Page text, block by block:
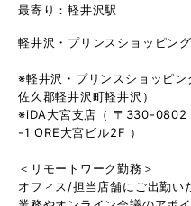
最寄り：軽井沢駅
軽井沢・プリンスショッピン
※軽井沢・プリンスショッピ
佐久郡軽井沢町軽井沢）
※iDA大宮支店（ 〒330-0802
-1 ORE大宮ビル2F ）
＜リモートワーク勤務＞
オフィス/担当店舗にご出勤い